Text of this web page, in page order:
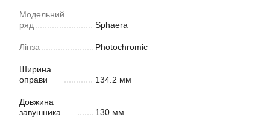
Модельний
ряд
Sphaera
Лінза Photochromic
Ширина
оправи
134.2 мм
Довжина
завушника
130 мм